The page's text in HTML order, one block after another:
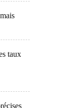
taux